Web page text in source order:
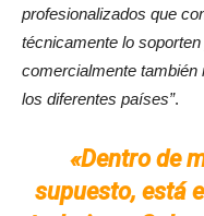
profesionalizados que
técnicamente lo
comercialmente también
los diferentes países”.
«Dentro de
supuesto, está